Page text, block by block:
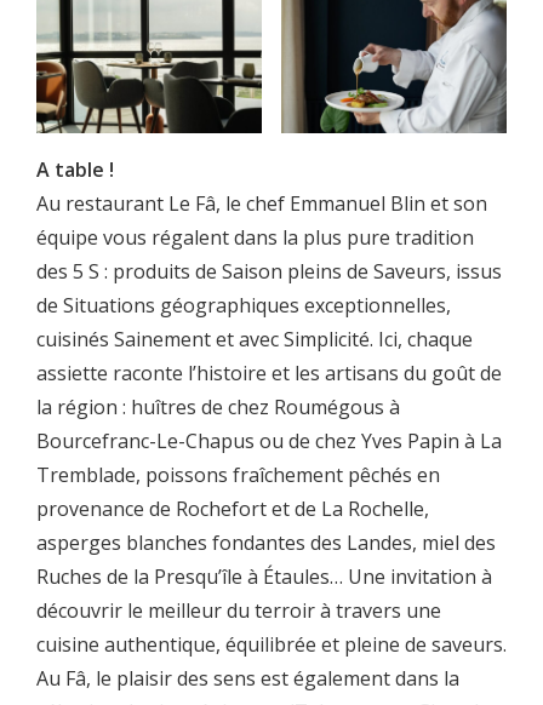
A table !
Au restaurant Le Fâ, le chef Emmanuel Blin et son
équipe vous régalent dans la plus pure tradition
des 5 S : produits de Saison pleins de Saveurs, issus
de Situations géographiques exceptionnelles,
cuisinés Sainement et avec Simplicité. Ici, chaque
assiette raconte l’histoire et les artisans du goût de
la région : huîtres de chez Roumégous à
Bourcefranc-Le-Chapus ou de chez Yves Papin à La
Tremblade, poissons fraîchement pêchés en
provenance de Rochefort et de La Rochelle,
asperges blanches fondantes des Landes, miel des
Ruches de la Presqu’île à Étaules… Une invitation à
découvrir le meilleur du terroir à travers une
cuisine authentique, équilibrée et pleine de saveurs.
Au Fâ, le plaisir des sens est également dans la